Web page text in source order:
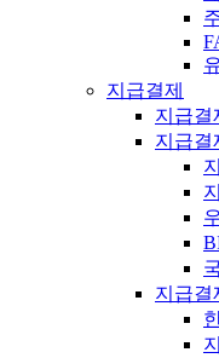
지급결제
지급결
지급결
지급결